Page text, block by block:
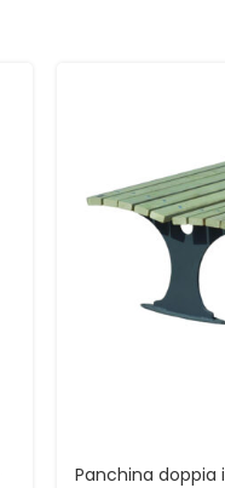
Panchina doppia